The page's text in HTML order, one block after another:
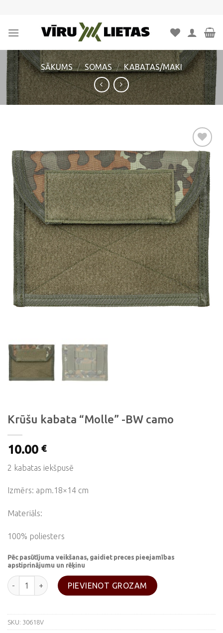
content
SĀKUMS / SOMAS / KABATAS/MAKI
Pievienot
vēlmju
sarakstam
Krūšu kabata “Molle” -BW camo
10.00 €
2 kabatas iekšpusē
Izmērs: apm.18×14 cm
Materiāls:
100% poliesters
Pēc pasūtījuma veikšanas, gaidiet preces pieejamības
apstiprinājumu un rēķinu
Krūšu kabata "Molle" -BW camo daudzums
PIEVIENOT GROZAM
SKU: 30618V